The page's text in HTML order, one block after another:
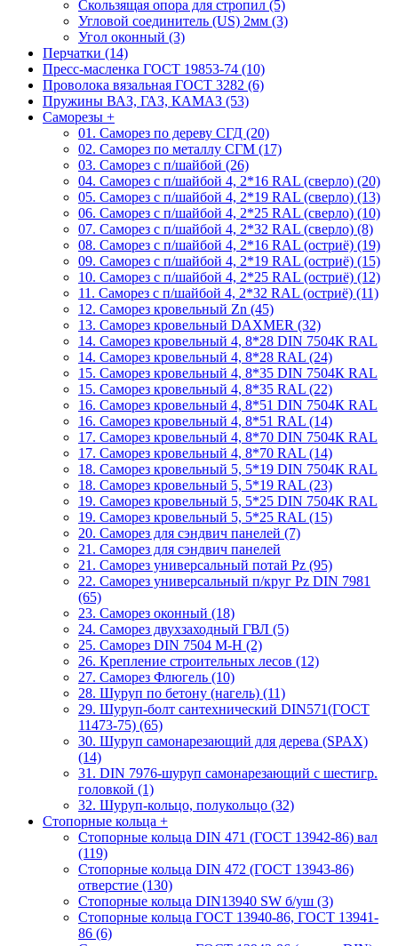
Скользящая опора для стропил (5)
Угловой соединитель (US) 2мм (3)
Угол оконный (3)
Перчатки (14)
Пресс-масленка ГОСТ 19853-74 (10)
Проволока вязальная ГОСТ 3282 (6)
Пружины ВАЗ, ГАЗ, КАМАЗ (53)
Саморезы +
01. Саморез по дереву СГД (20)
02. Саморез по металлу СГМ (17)
03. Саморез с п/шайбой (26)
04. Саморез с п/шайбой 4, 2*16 RAL (сверло) (20)
05. Саморез с п/шайбой 4, 2*19 RAL (сверло) (13)
06. Саморез с п/шайбой 4, 2*25 RAL (сверло) (10)
07. Саморез с п/шайбой 4, 2*32 RAL (сверло) (8)
08. Саморез с п/шайбой 4, 2*16 RAL (остриё) (19)
09. Саморез с п/шайбой 4, 2*19 RAL (остриё) (15)
10. Саморез с п/шайбой 4, 2*25 RAL (остриё) (12)
11. Саморез с п/шайбой 4, 2*32 RAL (остриё) (11)
12. Саморез кровельный Zn (45)
13. Саморез кровельный DAXMER (32)
14. Саморез кровельный 4, 8*28 DIN 7504К RAL
14. Саморез кровельный 4, 8*28 RAL (24)
15. Саморез кровельный 4, 8*35 DIN 7504К RAL
15. Саморез кровельный 4, 8*35 RAL (22)
16. Саморез кровельный 4, 8*51 DIN 7504К RAL
16. Саморез кровельный 4, 8*51 RAL (14)
17. Саморез кровельный 4, 8*70 DIN 7504К RAL
17. Саморез кровельный 4, 8*70 RAL (14)
18. Саморез кровельный 5, 5*19 DIN 7504К RAL
18. Саморез кровельный 5, 5*19 RAL (23)
19. Саморез кровельный 5, 5*25 DIN 7504К RAL
19. Саморез кровельный 5, 5*25 RAL (15)
20. Саморез для сэндвич панелей (7)
21. Саморез для сэндвич панелей
21. Саморез универсальный потай Pz (95)
22. Саморез универсальный п/круг Pz DIN 7981
(65)
23. Саморез оконный (18)
24. Саморез двухзаходный ГВЛ (5)
25. Саморез DIN 7504 M-H (2)
26. Крепление строительных лесов (12)
27. Саморез Флюгель (10)
28. Шуруп по бетону (нагель) (11)
29. Шуруп-болт сантехнический DIN571(ГОСТ
11473-75) (65)
30. Шуруп самонарезающий для дерева (SPAX)
(14)
31. DIN 7976-шуруп самонарезающий с шестигр.
головкой (1)
32. Шуруп-кольцо, полукольцо (32)
Стопорные кольца +
Стопорные кольца DIN 471 (ГОСТ 13942-86) вал
(119)
Стопорные кольца DIN 472 (ГОСТ 13943-86)
отверстие (130)
Стопорные кольца DIN13940 SW б/уш (3)
Стопорные кольца ГОСТ 13940-86, ГОСТ 13941-
86 (6)